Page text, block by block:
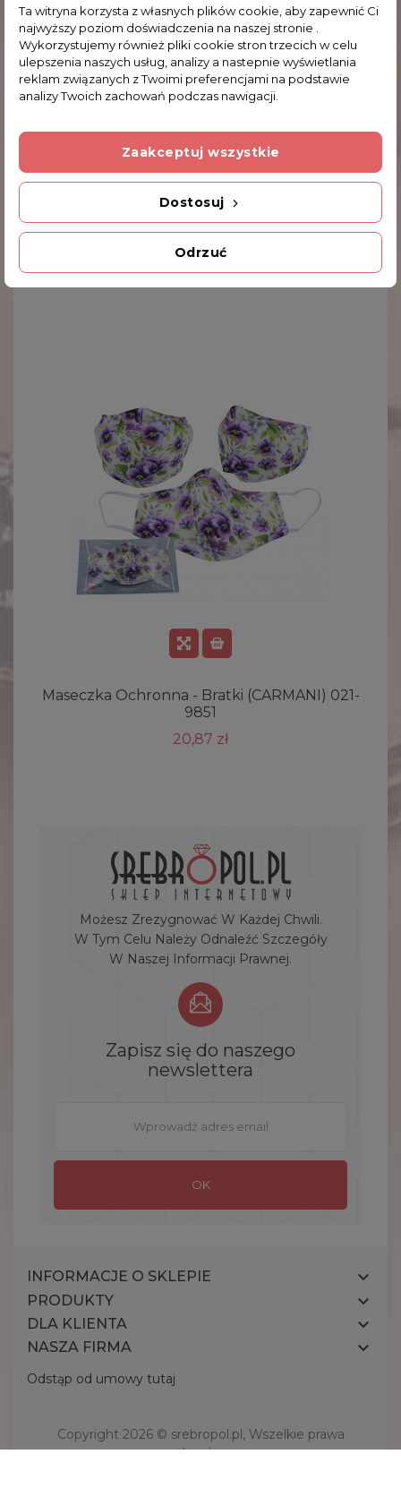
Komentarze (0)
Na razie nie dodano żadnej recenzji.
Dodatkowe Informacje
INNE PRODUKTY W TEJ SAMEJ KATEGORII
Maseczka Ochronna - Bratki (CARMANI) 021-
9851
20,87 zł
Możesz Zrezygnować W Każdej Chwili.
W Tym Celu Należy Odnaleźć Szczegóły
W Naszej Informacji Prawnej.
Zapisz się do naszego
newslettera
INFORMACJE O SKLEPIE 
PRODUKTY 
DLA KLIENTA 
NASZA FIRMA 
Ta witryna korzysta z własnych plików cookie, aby zapewnić Ci
najwyższy poziom doświadczenia na naszej stronie .
Wykorzystujemy również pliki cookie stron trzecich w celu
ulepszenia naszych usług, analizy a nastepnie wyświetlania
reklam związanych z Twoimi preferencjami na podstawie
analizy Twoich zachowań podczas nawigacji.
Odrzuć
Dostosuj
Zaakceptuj wszystkie
Odstąp od umowy tutaj
Copyright 2026 © srebropol.pl, Wszelkie prawa
zastrzeżone.